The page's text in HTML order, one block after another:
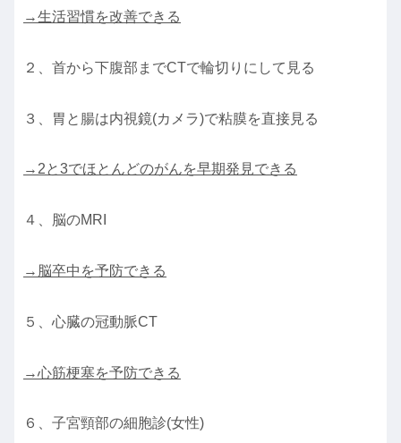
→生活習慣を改善できる
２、首から下腹部までCTで輪切りにして見る
３、胃と腸は内視鏡(カメラ)で粘膜を直接見る
→2と3でほとんどのがんを早期発見できる
４、脳のMRI
→脳卒中を予防できる
５、心臓の冠動脈CT
→心筋梗塞を予防できる
６、子宮頸部の細胞診(女性)